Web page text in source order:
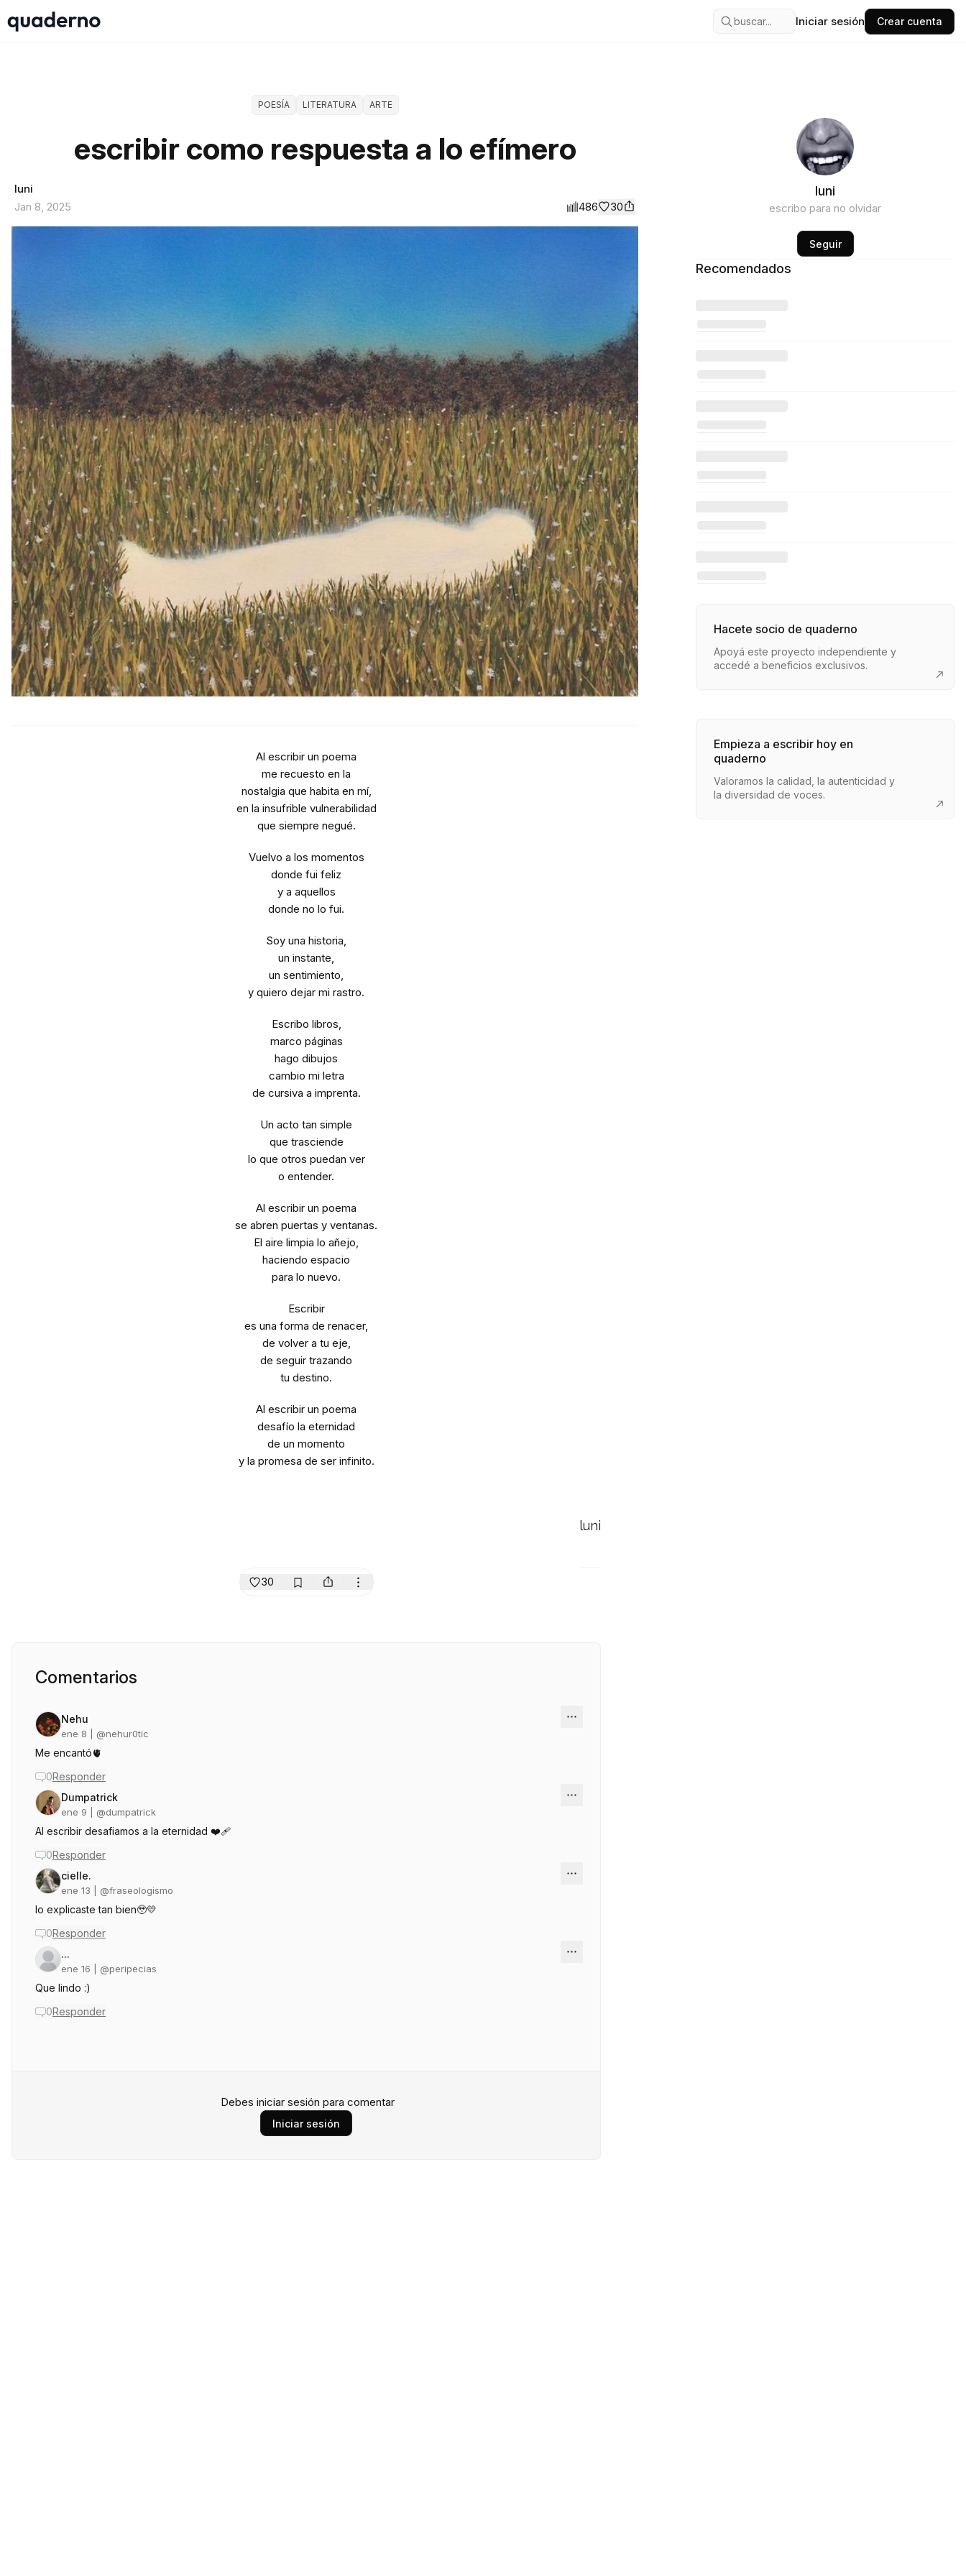
buscar... Iniciar sesión Crear cuenta
POESÍA LITERATURA ARTE
escribir como respuesta a lo efímero
luni
Jan 8, 2025
486 30
Al escribir un poema
me recuesto en la
nostalgia que habita en mí,
en la insufrible vulnerabilidad
que siempre negué.
Vuelvo a los momentos
donde fui feliz
y a aquellos
donde no lo fui.
Soy una historia,
un instante,
un sentimiento,
y quiero dejar mi rastro.
Escribo libros,
marco páginas
hago dibujos
cambio mi letra
de cursiva a imprenta.
Un acto tan simple
que trasciende
lo que otros puedan ver
o entender.
Al escribir un poema
se abren puertas y ventanas.
El aire limpia lo añejo,
haciendo espacio
para lo nuevo.
Escribir
es una forma de renacer,
de volver a tu eje,
de seguir trazando
tu destino.
Al escribir un poema
desafío la eternidad
de un momento
y la promesa de ser infinito.
luni
30
Comentarios
Nehu
ene 8 | @nehur0tic
Me encantó🫀
0Responder
Dumpatrick
ene 9 | @dumpatrick
Al escribir desafiamos a la eternidad ❤️‍🩹
0Responder
cielle.
ene 13 | @fraseologismo
lo explicaste tan bien🥹💛
0Responder
...
ene 16 | @peripecias
Que lindo :)
0Responder
Debes iniciar sesión para comentar
Iniciar sesión
luni
escribo para no olvidar
Seguir
Recomendados
Hacete socio de quaderno
Apoyá este proyecto independiente y
accedé a beneficios exclusivos.
Empieza a escribir hoy en
quaderno
Valoramos la calidad, la autenticidad y
la diversidad de voces.